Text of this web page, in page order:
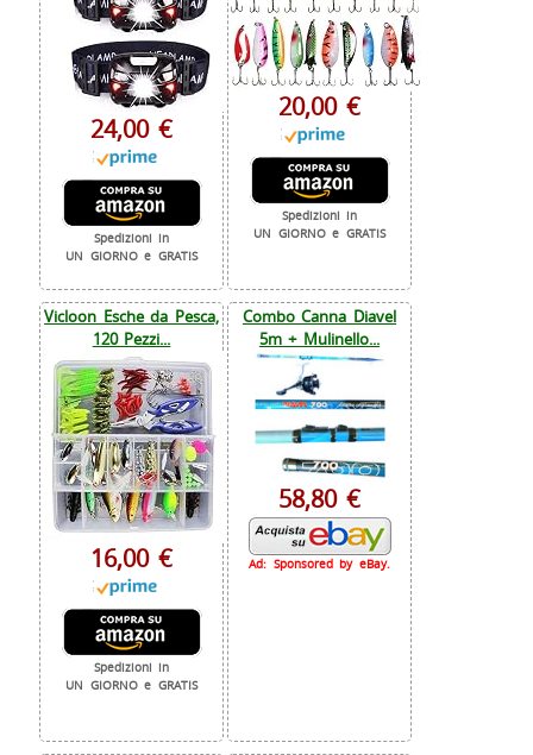
24,00 €
Spedizioni in
UN GIORNO e GRATIS
20,00 €
Spedizioni in
UN GIORNO e GRATIS
Vicloon Esche da Pesca,
120 Pezzi...
16,00 €
Spedizioni in
UN GIORNO e GRATIS
Combo Canna Diavel
5m + Mulinello...
58,80 €
Ad: Sponsored by eBay.